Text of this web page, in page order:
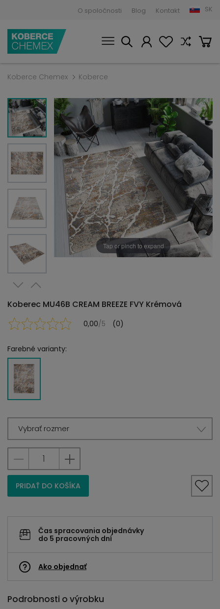
O spoločnosti Blog Kontakt SK
Koberce Chemex Koberce
Tap or pinch to expand
Koberec MU46B CREAM BREEZE FVY Krémová
0,00/5 (0)
Farebné varianty:
Vybrať rozmer
PRIDAŤ DO KOŠÍKA
Čas spracovania objednávky
do 5 pracovných dní
Ako objednať
Podrobnosti o výrobku